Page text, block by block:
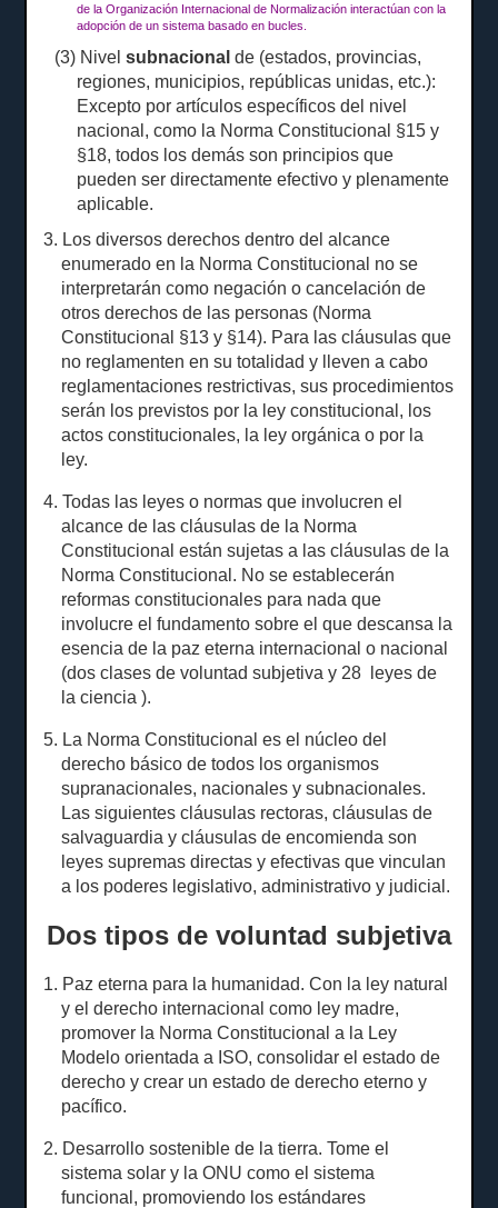
de la Organización Internacional de Normalización interactúan con la
adopción de un sistema basado en bucles.
(3) Nivelsubnacional de (estados, provincias,
regiones, municipios, repúblicas unidas, etc.):
Excepto por artículos específicos del nivel
nacional, como la Norma Constitucional §15 y
§18, todos los demás son principios que
pueden ser directamente efectivo y plenamente
aplicable.
3. Los diversos derechos dentro del alcance
enumerado en la Norma Constitucional no se
interpretarán como negación o cancelación de
otros derechos de las personas (Norma
Constitucional §13 y §14). Para las cláusulas que
no reglamenten en su totalidad y lleven a cabo
reglamentaciones restrictivas, sus procedimientos
serán los previstos por la ley constitucional, los
actos constitucionales, la ley orgánica o por la
ley.
4. Todas las leyes o normas que involucren el
alcance de las cláusulas de la Norma
Constitucional están sujetas a las cláusulas de la
Norma Constitucional. No se establecerán
reformas constitucionales para nada que
involucre el fundamento sobre el que descansa la
esencia de la paz eterna internacional o nacional
(dos clases de voluntad subjetiva y 28
leyes de
la ciencia ).
5. La Norma Constitucional es el núcleo del
derecho básico de todos los organismos
supranacionales, nacionales y subnacionales.
Las siguientes cláusulas rectoras, cláusulas de
salvaguardia y cláusulas de encomienda son
leyes supremas directas y efectivas que vinculan
a los poderes legislativo, administrativo y judicial.
Dos tipos de voluntad subjetiva
1. Paz eterna para la humanidad.Con la ley natural
y el derecho internacional como ley madre,
promover la Norma Constitucional a la Ley
Modelo orientada a ISO, consolidar el estado de
derecho y crear un estado de derecho eterno y
pacífico.
2. Desarrollo sostenible de la tierra.Tome el
sistema solar y la ONU como el sistema
funcional, promoviendo los estándares